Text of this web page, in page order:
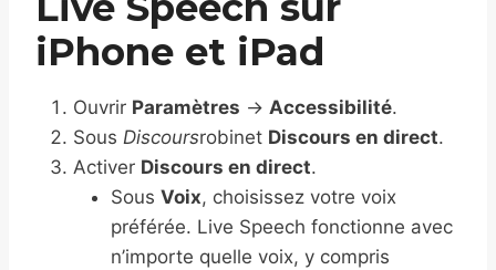
iPhone et iPad
Ouvrir Paramètres → Accessibilité.
Sous Discoursrobinet Discours en direct.
Activer Discours en direct.
Sous Voix, choisissez votre voix
préférée. Live Speech fonctionne avec
n’importe quelle voix, y compris